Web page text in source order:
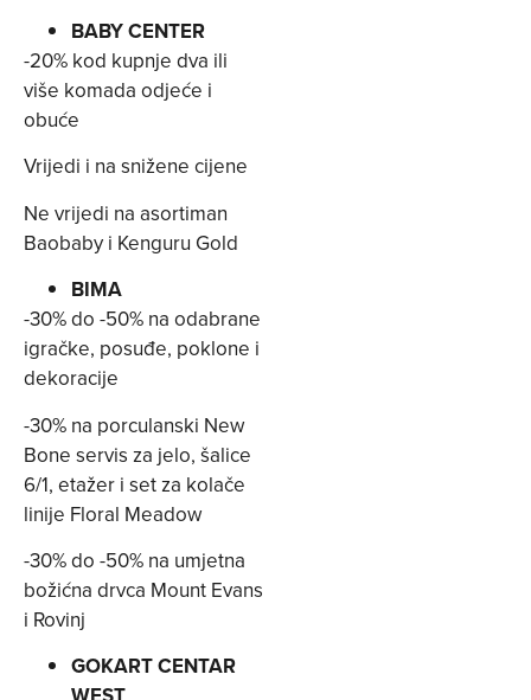
BABY CENTER
-20% kod kupnje dva ili
više komada odjeće i
obuće
Vrijedi i na snižene cijene
Ne vrijedi na asortiman
Baobaby i Kenguru Gold
BIMA
-30% do -50% na odabrane
igračke, posuđe, poklone i
dekoracije
-30% na porculanski New
Bone servis za jelo, šalice
6/1, etažer i set za kolače
linije Floral Meadow
-30% do -50% na umjetna
božićna drvca Mount Evans
i Rovinj
GOKART CENTAR